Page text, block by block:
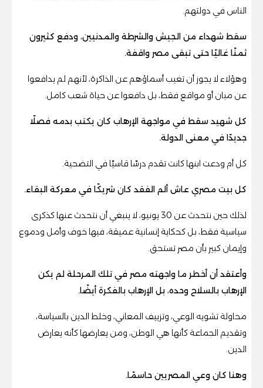
الناس في دولتهم.
سقط شهداء من الجيش والشرطة والمدنيين، ودفع كثيرون
ثمنًا غاليًا حتى تبقى مصر واقفة.
وهؤلاء لا يجوز أن تغيب أسماؤهم عن الذاكرة، لأنهم لم يدافعوا
عن مبان أو مواقع فقط، بل دافعوا عن حياة شعب كامل.
كل شهيد سقط في مواجهة الإرهاب كان يكتب بدمه فصلًا
جديدًا في معنى الدولة.
كل أم ودعت ابنها كانت تقدم درسًا قاسيًا في التضحية.
كل بيت مصري عاش ألم الفقد كان شريكًا في معركة البقاء.
لذلك حين نتحدث عن 30 يونيو، لا ينبغي أن نتحدث عنها كذكرى
سياسية فقط، بل كحكاية إنسانية عميقة، فيها خوف وأمل ودموع
وإيمان كبير بأن مصر تستحق.
وأعتقد أن أخطر ما واجهته مصر في تلك المرحلة لم يكن
الإرهاب بالسلاح وحده، بل الإرهاب بالفكرة أيضًا.
محاولة تشويه الوعي، وتزييف المعاني، وخلط الدين بالسياسة،
وتقديم الجماعة كأنها هي الوطن، ومن يعارضها كأنه يعارض
الدين.
وهنا كان وعي المصريين حاسمًا.